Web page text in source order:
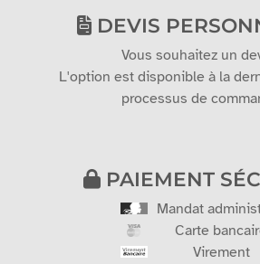
DEVIS
Vous souhaitez un
L'option est disponible à la
processus de
PAIEMENT
Mandat
Carte
Virement